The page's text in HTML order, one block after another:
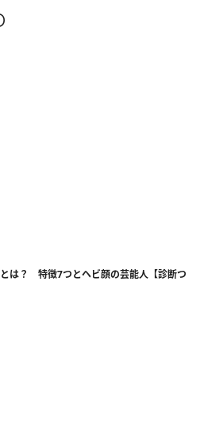
は？ 特徴7つとヘビ顔の芸能人【診断つ